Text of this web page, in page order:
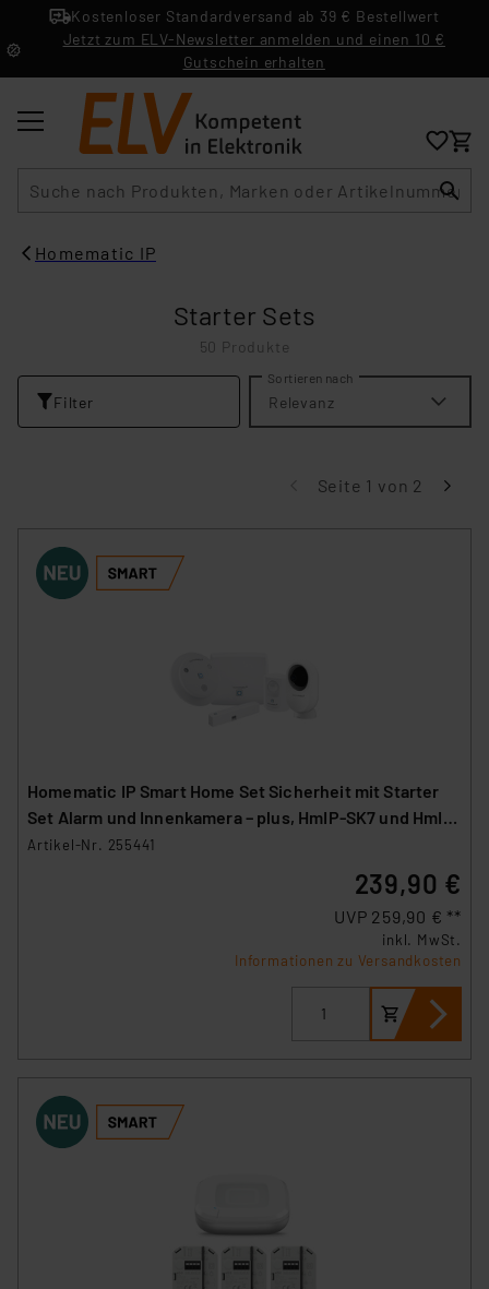
Kostenloser Standardversand ab 39 € Bestellwert
Jetzt zum ELV-Newsletter anmelden und einen 10 €
Gutschein erhalten
Homematic IP
Starter Sets
50 Produkte
Filter
Sortieren nach
Relevanz
Seite 1 von 2
Homematic IP Smart Home Set Sicherheit mit Starter
Set Alarm und Innenkamera – plus, HmIP-SK7 und HmIP-
CI-PL
Artikel-Nr. 255441
239,90 €
UVP 259,90 € **
inkl. MwSt.
Informationen zu Versandkosten